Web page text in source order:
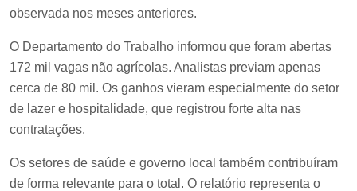
observada nos meses anteriores.
O Departamento do Trabalho informou que foram abertas
172 mil vagas não agrícolas. Analistas previam apenas
cerca de 80 mil. Os ganhos vieram especialmente do setor
de lazer e hospitalidade, que registrou forte alta nas
contratações.
Os setores de saúde e governo local também contribuíram
de forma relevante para o total. O relatório representa o